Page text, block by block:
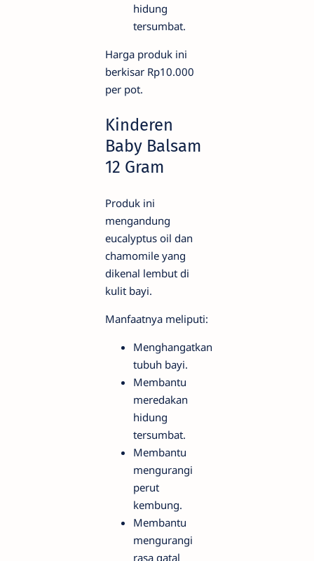
hidung
tersumbat.
Harga produk ini
berkisar Rp10.000
per pot.
Kinderen
Baby Balsam
12 Gram
Produk ini
mengandung
eucalyptus oil dan
chamomile yang
dikenal lembut di
kulit bayi.
Manfaatnya meliputi:
Menghangatkan
tubuh bayi.
Membantu
meredakan
hidung
tersumbat.
Membantu
mengurangi
perut
kembung.
Membantu
mengurangi
rasa gatal